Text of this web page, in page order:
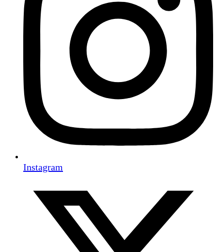
Instagram